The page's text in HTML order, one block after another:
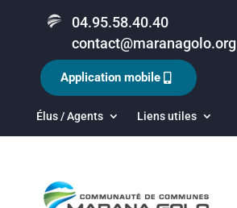
04.95.58.40.40
contact@maranagolo.org
Élus / Agents Liens utiles
Application mobile